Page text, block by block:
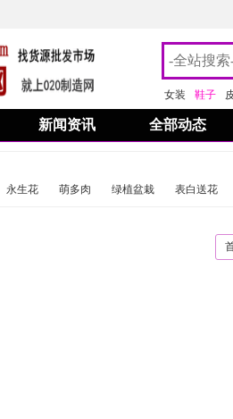
女装 鞋子
新闻资讯 全部动态
永生花 萌多肉 绿植盆栽 表白送花